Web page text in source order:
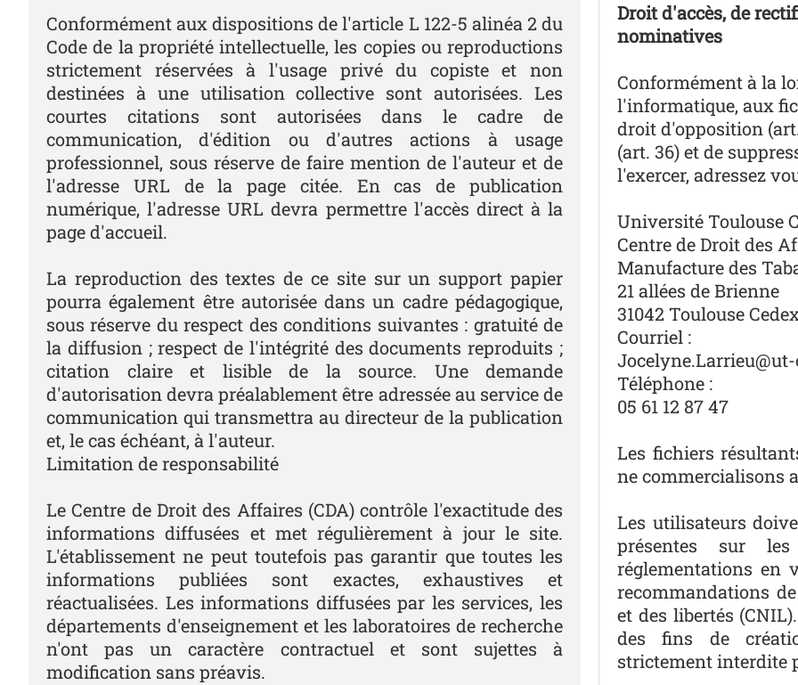
Conformément aux dispositions de l'article L 122-5 alinéa 2 du
Code de la propriété intellectuelle, les copies ou reproductions
strictement réservées à l'usage privé du copiste et non
destinées à une utilisation collective sont autorisées. Les
courtes citations sont autorisées dans le cadre de
communication, d'édition ou d'autres actions à usage
professionnel, sous réserve de faire mention de l'auteur et de
l'adresse URL de la page citée. En cas de publication
numérique, l'adresse URL devra permettre l'accès direct à la
page d'accueil.
La reproduction des textes de ce site sur un support papier
pourra également être autorisée dans un cadre pédagogique,
sous réserve du respect des conditions suivantes : gratuité de
la diffusion ; respect de l'intégrité des documents reproduits ;
citation claire et lisible de la source. Une demande
d'autorisation devra préalablement être adressée au service de
communication qui transmettra au directeur de la publication
et, le cas échéant, à l'auteur.
Limitation de responsabilité
Le Centre de Droit des Affaires (CDA) contrôle l'exactitude des
informations diffusées et met régulièrement à jour le site.
L'établissement ne peut toutefois pas garantir que toutes les
informations publiées sont exactes, exhaustives et
réactualisées. Les informations diffusées par les services, les
départements d'enseignement et les laboratoires de recherche
n'ont pas un caractère contractuel et sont sujettes à
modification sans préavis.
Droit d'accès, de
nominatives
Conformément à la
l'informatique, aux
droit d'opposition
(art. 36) et de
l'exercer, adressez
Université Toulouse
Centre de Droit des
Manufacture des
21 allées de Brienne
31042 Toulouse
Courriel :
Téléphone :
05 61 12 87 47
Les fichiers
ne commercialisons
Les utilisateurs
présentes sur
réglementations en
recommandations
et des libertés
des fins de
strictement interdite